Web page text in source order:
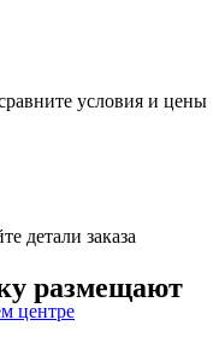
центре
условия и цены
детали заказа
размещают